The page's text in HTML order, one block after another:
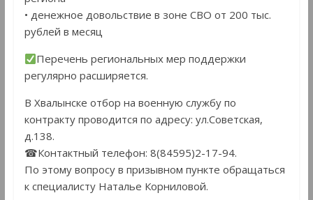
• денежное довольствие в зоне СВО от 200 тыс.
рублей в месяц
Перечень региональных мер поддержки
регулярно расширяется.
В Хвалынске отбор на военную службу по
контракту проводится по адресу: ул.Советская,
д.138.
☎Контактный телефон: 8(84595)2-17-94.
По этому вопросу в призывном пункте обращаться
к специалисту Наталье Корниловой.